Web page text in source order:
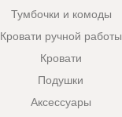
Тумбочки и комоды
Кровати ручной работы
Кровати
Подушки
Аксессуары